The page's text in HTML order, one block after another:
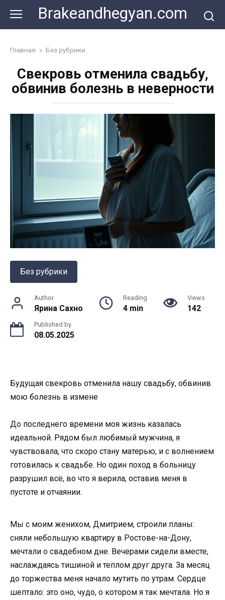
content
Brakeandhegyan.com
Главная » Без рубрики
Свекровь отменила свадьбу,
обвинив болезнь в неверности
Без рубрики
Author
Ярина Сахно
Reading
4 min
Views
142
Published by
08.05.2025
Будущая свекровь отменила нашу свадьбу, обвинив
мою болезнь в измене
До последнего времени моя жизнь казалась
идеальной. Рядом был любимый мужчина, я
чувствовала, что скоро стану матерью, и с волнением
готовилась к свадьбе. Но один поход в больницу
разрушил всё, во что я верила, оставив меня в
пустоте и отчаянии.
Мы с моим женихом, Дмитрием, строили планы:
сняли небольшую квартиру в Ростове-на-Дону,
мечтали о свадебном дне. Вечерами сидели вместе,
наслаждаясь тишиной и теплом друг друга. За месяц
до торжества меня начало мутить по утрам. Сердце
шептало: это оно, чудо, о котором я так мечтала. Но я